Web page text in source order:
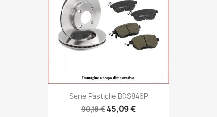
Serie Pastiglie BDS846P
90,18 €45,09 €